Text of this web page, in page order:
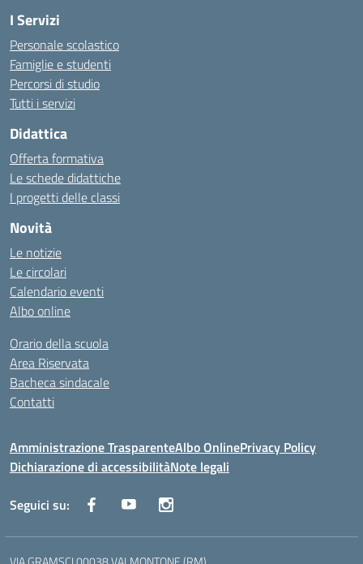
I Servizi
Personale scolastico
Famiglie e studenti
Percorsi di studio
Tutti i servizi
Didattica
Offerta formativa
Le schede didattiche
I progetti delle classi
Novità
Le notizie
Le circolari
Calendario eventi
Albo online
Orario della scuola
Area Riservata
Bacheca sindacale
Contatti
Amministrazione TrasparenteAlbo OnlinePrivacy Policy
Dichiarazione di accessibilitàNote legali
Seguici su: